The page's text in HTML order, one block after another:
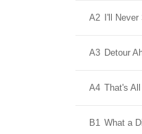
A2 I'll
A3 Detour
A4 That's All
B1 What a